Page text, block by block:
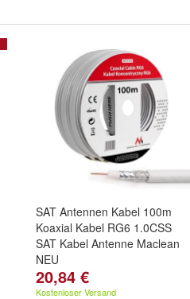
SAT Antennen Kabel 100m
Koaxial Kabel RG6 1.0CSS
SAT Kabel Antenne Maclean
NEU
20,84 €
Kostenloser Versand